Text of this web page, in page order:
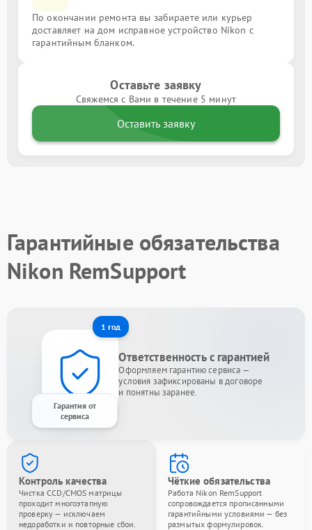
По окончании ремонта вы забираете или курьер
доставляет на дом исправное устройство Nikon с
гарантийным бланком.
Оставьте заявку
Свяжемся с Вами в течение 5 минут
Оставить заявку
Гарантийные обязательства
Nikon RemSupport
1 год
Гарантия от
сервиса
Ответственность с гарантией
Оформляем гарантию сервиса —
условия зафиксированы в договоре
и понятны заранее.
Контроль качества
Чистка CCD/CMOS матрицы
проходит многоэтапную
проверку — исключаем
недоработки и повторные сбои.
Чёткие обязательства
Работа Nikon RemSupport
сопровождается прописанными
гарантийными условиями — без
размытых формулировок.